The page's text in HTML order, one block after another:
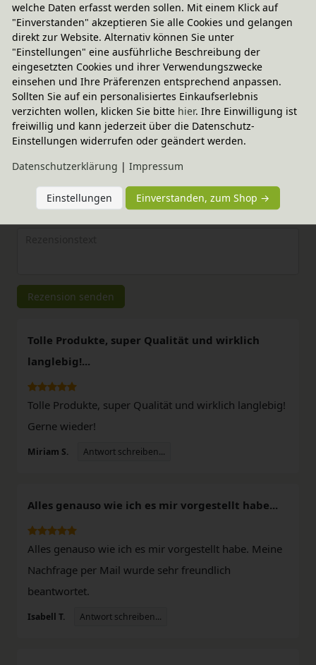
Elternerfahrungen
4.97 / 5
Bewertungssterne
5
von
5
4
von
5
Bewertungssternen
3
von
5
Bewertungssternen
2
von
5
Bewertungssternen
1
von
5
Bewertungssternen
Anzeigename
Platzhalter
Titel
Rezensionstext
Rezension senden
Tolle Produkte, super Qualität und wirklich
langlebig!...
Tolle Produkte, super Qualität und wirklich langlebig!
Gerne wieder!
Miriam S. Antwort schreiben...
Alles genauso wie ich es mir vorgestellt habe...
Alles genauso wie ich es mir vorgestellt habe. Meine
Nachfrage per Mail wurde sehr freundlich
beantwortet.
Isabell T. Antwort schreiben...
welche Daten erfasst werden sollen. Mit einem Klick auf
"Einverstanden" akzeptieren Sie alle Cookies und gelangen
direkt zur Website. Alternativ können Sie unter
"Einstellungen" eine ausführliche Beschreibung der
eingesetzten Cookies und ihrer Verwendungszwecke
einsehen und Ihre Präferenzen entsprechend anpassen.
Sollten Sie auf ein personalisiertes Einkaufserlebnis
verzichten wollen, klicken Sie bitte hier. Ihre Einwilligung ist
freiwillig und kann jederzeit über die Datenschutz-
Einstellungen widerrufen oder geändert werden.
Daten­schutz­erklärung | Impressum
Einstellungen Einverstanden, zum Shop →